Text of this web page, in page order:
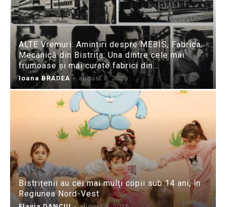
ALTE Vremuri: Amintiri despre MEBIS, Fabrica
Mecanică din Bistrița: Una dintre cele mai
frumoase și mai curate fabrici din...
Ioana BRADEA - august 8, 2026
Bistrițenii au cei mai mulți copii sub 14 ani, în
Regiunea Nord-Vest